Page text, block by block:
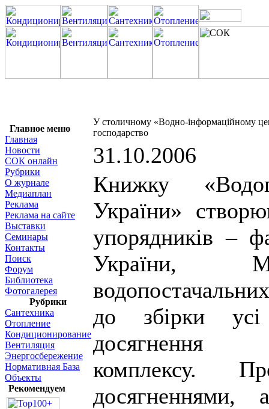
Главное меню
Главная
Новости
СОК онлайн
Рубрики
О журнале
Медиаплан
Реклама
Реклама на сайте
Выставки
Семинары
Контакты
Поиск
Форум
Библиотека
Фотогалерея
Рубрики
Сантехника
Отопление
Кондиционирование
Вентиляция
Энергосбережение
Нормативная База
Объекты
Рекомендуем
У столичному «Водно-інформаційному
господарство
31.10.2006
Книжку
України»
упорядників –
України,
до збірки
досягнення
комплексу.
досягненнями,